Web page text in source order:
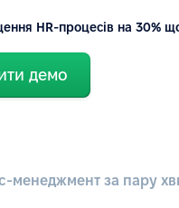
HR-процесів на 30%
демо
менеджмент за пару